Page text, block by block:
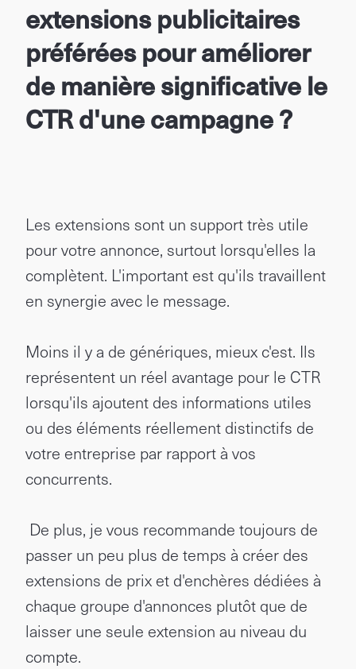
extensions publicitaires
préférées pour améliorer
de manière significative le
CTR d'une campagne ?
Les extensions sont un support très utile
pour votre annonce, surtout lorsqu'elles la
complètent. L'important est qu'ils travaillent
en synergie avec le message.
Moins il y a de génériques, mieux c'est. Ils
représentent un réel avantage pour le CTR
lorsqu'ils ajoutent des informations utiles
ou des éléments réellement distinctifs de
votre entreprise par rapport à vos
concurrents.
De plus, je vous recommande toujours de
passer un peu plus de temps à créer des
extensions de prix et d'enchères dédiées à
chaque groupe d'annonces plutôt que de
laisser une seule extension au niveau du
compte.